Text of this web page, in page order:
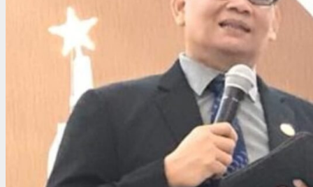
Wakil
Menteri
sebagai
Komisaris
BUMN